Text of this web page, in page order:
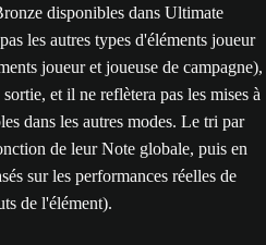
disponibles dans Ultimate
les autres types d'éléments joueur
joueur et joueuse de campagne),
et il ne reflètera pas les mises à
dans les autres modes. Le tri par
de leur Note globale, puis en
sur les performances réelles de
de l'élément).